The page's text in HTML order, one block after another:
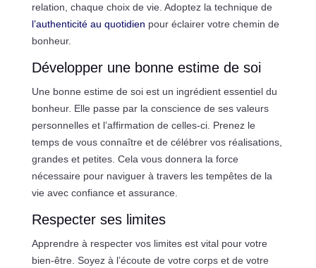
relation, chaque choix de vie. Adoptez la technique de
l’authenticité au quotidien pour éclairer votre chemin de
bonheur.
Développer une bonne estime de soi
Une bonne estime de soi est un ingrédient essentiel du
bonheur. Elle passe par la conscience de ses valeurs
personnelles et l’affirmation de celles-ci. Prenez le
temps de vous connaître et de célébrer vos réalisations,
grandes et petites. Cela vous donnera la force
nécessaire pour naviguer à travers les tempêtes de la
vie avec confiance et assurance.
Respecter ses limites
Apprendre à respecter vos limites est vital pour votre
bien-être. Soyez à l’écoute de votre corps et de votre